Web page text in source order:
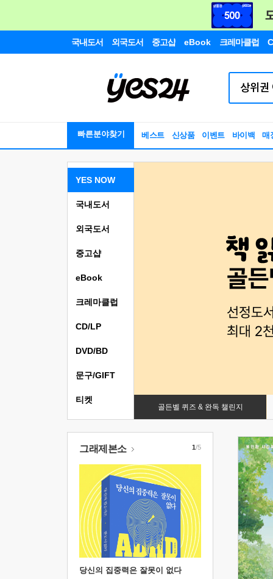
국내도서 외국도서 중고샵 eBook 크레마클럽
빠른분야찾기 베스트 신상품 이벤트 바이백 매
YES NOW
골든벨 퀴즈 & 완독 챌린지
국내도서
외국도서
중고샵
eBook
크레마클럽
CD/LP
DVD/BD
문구/GIFT
티켓
그래제본소
당신의 집중력은 잘못이 없다
1/5